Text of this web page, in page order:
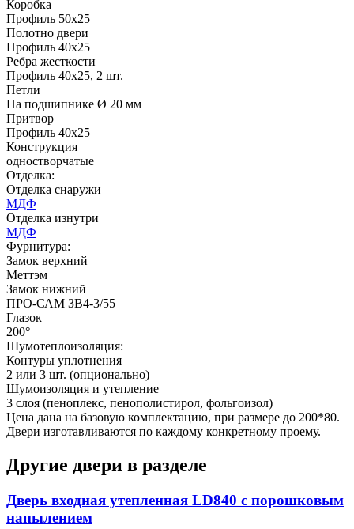
Д-35 С
Д-36 46 30
Д-36 С Д-36 СС
C51
C53
Коробка
Профиль 50х25
Полотно двери
Профиль 40х25
Ребра жесткости
Профиль 40х25, 2 шт.
Петли
На подшипнике Ø 20 мм
Притвор
Профиль 40х25
Конструкция
одностворчатые
Отделка:
Отделка снаружи
МДФ
Отделка изнутри
МДФ
Фурнитура:
Замок верхний
Меттэм
Замок нижний
ПРО-САМ ЗВ4-3/55
Глазок
200°
Шумотеплоизоляция:
Контуры уплотнения
2 или 3 шт. (опционально)
Шумоизоляция и утепление
3 слоя (пеноплекс, пенополистирол, фольгоизол)
Цена дана на базовую комплектацию, при размере до 200*80.
Двери изготавливаются по каждому конкретному проему.
Другие двери в разделе
Дверь входная утепленная LD840 с порошковым
напылением